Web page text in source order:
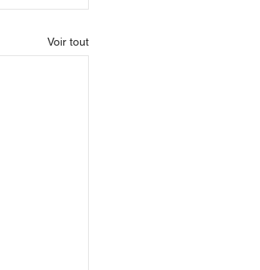
Voir tout